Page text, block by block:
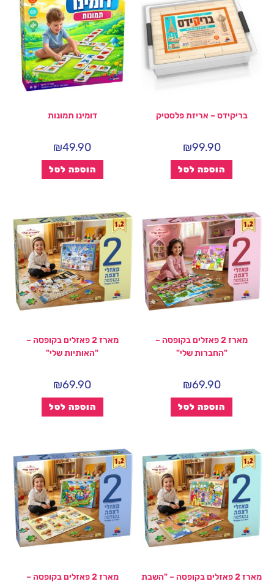
בריקידס – אריזת פלסטיק
₪99.90
הוספה לסל
דומינו תמונות
₪49.90
הוספה לסל
מארז 2 פאזלים בקופסה –
"החברות שלי"
₪69.90
הוספה לסל
מארז 2 פאזלים בקופסה –
"האותיות שלי"
₪69.90
הוספה לסל
מארז 2 פאזלים בקופסה – "השבת
מארז 2 פאזלים בקופסה –